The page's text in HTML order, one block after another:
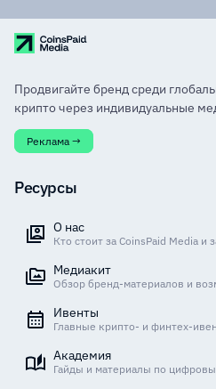
Продвигайте бренд среди
крипто через индивидуальные
Реклама →
Ресурсы
О нас
Кто стоит за CoinsPaid Media
Медиакит
Обзор бренд-материалов и
Ивенты
Главные крипто- и финтех-
Академия
Гайды и материалы по